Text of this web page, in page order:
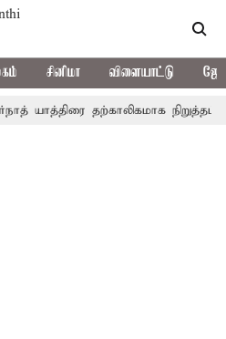
சினிமா விளையாட்டு
தற்காலிகமாக நிறுத்தம்